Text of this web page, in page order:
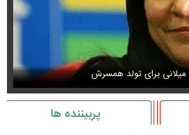
برای تولد همسرش
پربیننده ها